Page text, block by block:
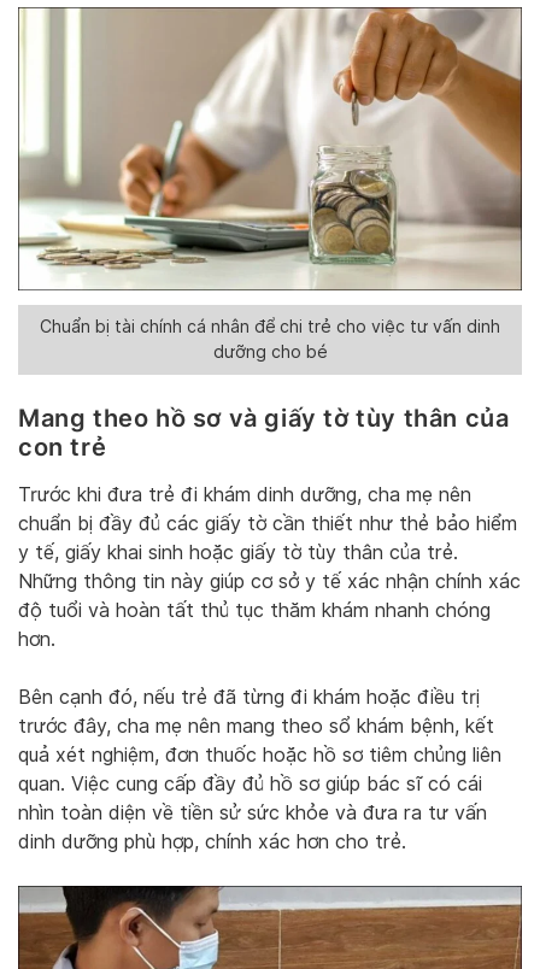
Chuẩn bị tài chính cá nhân để chi trẻ cho việc tư vấn dinh
dưỡng cho bé
Mang theo hồ sơ và giấy tờ tùy thân của
con trẻ
Trước khi đưa trẻ đi khám dinh dưỡng, cha mẹ nên
chuẩn bị đầy đủ các giấy tờ cần thiết như thẻ bảo hiểm
y tế, giấy khai sinh hoặc giấy tờ tùy thân của trẻ.
Những thông tin này giúp cơ sở y tế xác nhận chính xác
độ tuổi và hoàn tất thủ tục thăm khám nhanh chóng
hơn.
Bên cạnh đó, nếu trẻ đã từng đi khám hoặc điều trị
trước đây, cha mẹ nên mang theo sổ khám bệnh, kết
quả xét nghiệm, đơn thuốc hoặc hồ sơ tiêm chủng liên
quan. Việc cung cấp đầy đủ hồ sơ giúp bác sĩ có cái
nhìn toàn diện về tiền sử sức khỏe và đưa ra tư vấn
dinh dưỡng phù hợp, chính xác hơn cho trẻ.